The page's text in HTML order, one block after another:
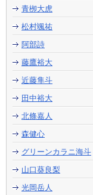
青栁大虎
松村颯祐
阿部詩
藤鷹裕大
近藤隼斗
田中裕大
北條嘉人
森健心
グリーンカラニ海斗
山口葵良梨
光岡岳人